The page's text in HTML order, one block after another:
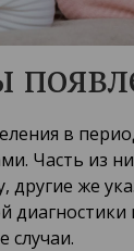
в
Часть из
другие же
случаи.